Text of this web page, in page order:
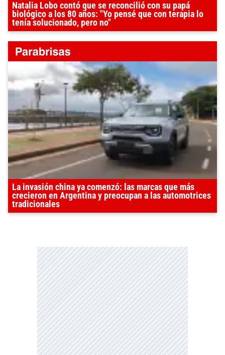
Natalia Lobo contó que se reconcilió con su papá
biológico a los 80 años: "Yo pensé que con terapia lo
tenía solucionado, pero no"
La invasión china ya comenzó: las marcas que más
crecieron en Argentina y preocupan a las automotrices
tradicionales